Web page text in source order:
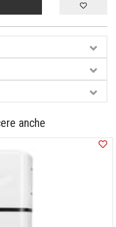
anche